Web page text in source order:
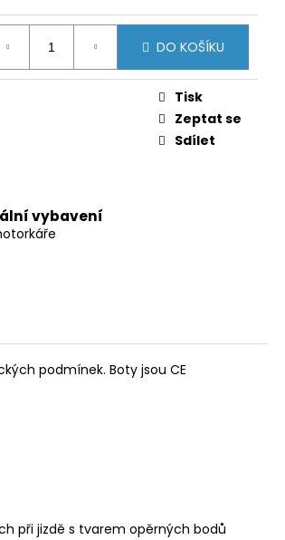
DO KOŠÍKU
Tisk
Zeptat se
Sdílet
vybavení
podmínek. Boty jsou CE
při jizdě s tvarem opěrných bodů